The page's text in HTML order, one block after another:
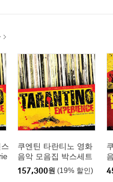
쿠엔틴 타란티노 영화
음악 모음집 박스세트
(The Tarantino Experie
nce Box Set) [스플래
157,300원 (19% 할인)